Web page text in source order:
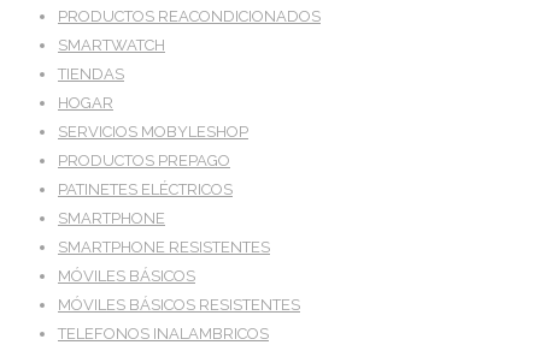
PRODUCTOS REACONDICIONADOS
SMARTWATCH
TIENDAS
HOGAR
SERVICIOS MOBYLESHOP
PRODUCTOS PREPAGO
PATINETES ELÉCTRICOS
SMARTPHONE
SMARTPHONE RESISTENTES
MÓVILES BÁSICOS
MÓVILES BÁSICOS RESISTENTES
TELEFONOS INALAMBRICOS